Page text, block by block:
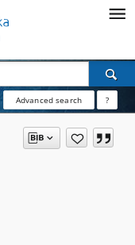
Advanced search ?